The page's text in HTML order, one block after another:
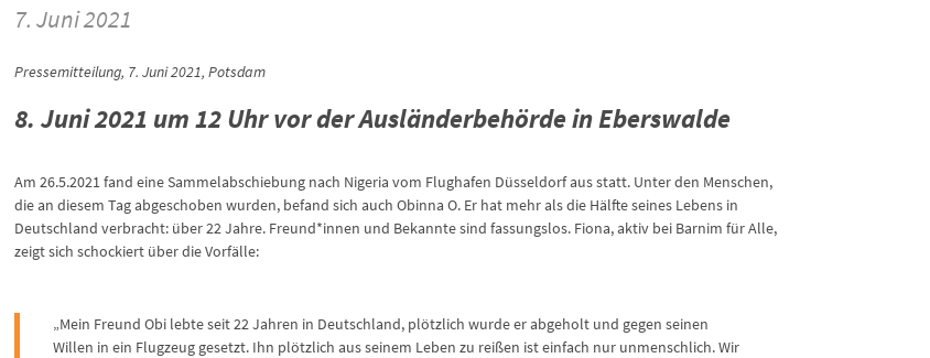
7. Juni 2021
Pressemitteilung, 7. Juni 2021, Potsdam
8. Juni 2021 um 12 Uhr vor der Ausländerbehörde in Eberswalde
Am 26.5.2021 fand eine Sammelabschiebung nach Nigeria vom Flughafen Düsseldorf aus statt. Unter den Menschen,
die an diesem Tag abgeschoben wurden, befand sich auch Obinna O. Er hat mehr als die Hälfte seines Lebens in
Deutschland verbracht: über 22 Jahre. Freund*innen und Bekannte sind fassungslos. Fiona, aktiv bei Barnim für Alle,
zeigt sich schockiert über die Vorfälle:
„Mein Freund Obi lebte seit 22 Jahren in Deutschland, plötzlich wurde er abgeholt und gegen seinen
Willen in ein Flugzeug gesetzt. Ihn plötzlich aus seinem Leben zu reißen ist einfach nur unmenschlich. Wir